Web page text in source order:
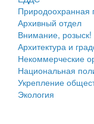
Природоохранная
Архивный отдел
Внимание, розыск!
Архитектура и
Некоммерческие
Национальная
Укрепление
Экология